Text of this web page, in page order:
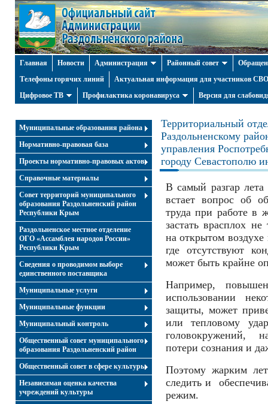
Главная Новости Администрация Районный совет
Телефоны горячих линий
Актуальная информация для участников СВО
Цифровое ТВ
Профилактика коронавируса Версия для
Муниципальные образования района
Нормативно-правовая база
Проекты нормативно-правовых актов
Справочные материалы
Совет территорий муниципального
образования Раздольненский район
Республики Крым
Раздольненское местное отделение
ОГО «Ассамблея народов России»
Республики Крым
Cведения о проводимом выборе
единственного поставщика
Муниципальные услуги
Муниципальные функции
Муниципальный контроль
Общественный совет муниципального
образования Раздольненский район
Общественный совет в сфере культуры
Независимая оценка качества
учреждений культуры
Территориальный
Раздольненскому
управления
городу Севастополю
В самый разгар лета
встает вопрос об
труда при работе в
застать врасплох
на открытом
где отсутствуют
может быть крайне
Например,
использовании
защиты, может
или тепловому
головокружений,
потери сознания и
Поэтому жарким
следить и
режим.